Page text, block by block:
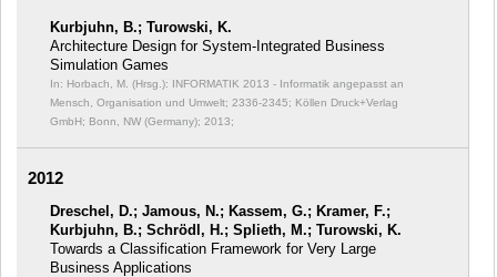
Kurbjuhn, B.; Turowski, K.
Architecture Design for System-Integrated Business
Simulation Games
In: Horbach, M. (Hrsg.): INFORMATIK 2013 - Informatik angepasst an
Mensch, Organisation und Umwelt; 2336-2345; Köllen Druck+Verlag
GmbH; Bonn, NW (Germany); 2013;
2012
Dreschel, D.; Jamous, N.; Kassem, G.; Kramer, F.;
Kurbjuhn, B.; Schrödl, H.; Splieth, M.; Turowski, K.
Towards a Classification Framework for Very Large
Business Applications